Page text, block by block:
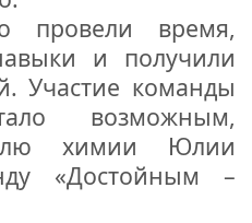
провели время,
и получили
Участие команды
возможным,
химии Юлии
«Достойным –